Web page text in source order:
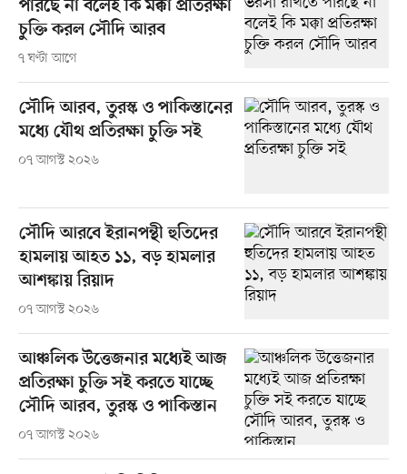
পারছে না বলেই কি মক্কা প্রতিরক্ষা
চুক্তি করল সৌদি আরব
৭ ঘণ্টা আগে
সৌদি আরব, তুরস্ক ও পাকিস্তানের
মধ্যে যৌথ প্রতিরক্ষা চুক্তি সই
০৭ আগস্ট ২০২৬
সৌদি আরবে ইরানপন্থী হুতিদের
হামলায় আহত ১১, বড় হামলার
আশঙ্কায় রিয়াদ
০৭ আগস্ট ২০২৬
আঞ্চলিক উত্তেজনার মধ্যেই আজ
প্রতিরক্ষা চুক্তি সই করতে যাচ্ছে
সৌদি আরব, তুরস্ক ও পাকিস্তান
০৭ আগস্ট ২০২৬